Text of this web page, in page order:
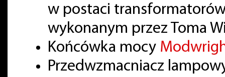
w postaci
wykonanym przez Toma
Końcówka mocy
Przedwzmacniacz